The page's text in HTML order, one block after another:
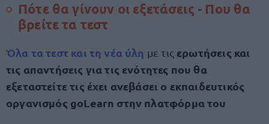
Πότε θα γίνουν οι εξετάσεις - Που θα
βρείτε τα τεστ
Όλα τα τεστ και τη νέα ύλη με τιςερωτήσεις και
τις απαντήσεις για τις ενότητες που θα
εξεταστείτε τις έχει ανεβάσει ο εκπαιδευτικός
οργανισμός goLearn στην πλατφόρμα του